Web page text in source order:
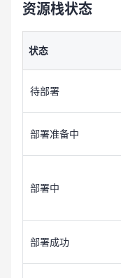
资源栈状态
状态
待部署
部署准备中
部署中
部署成功